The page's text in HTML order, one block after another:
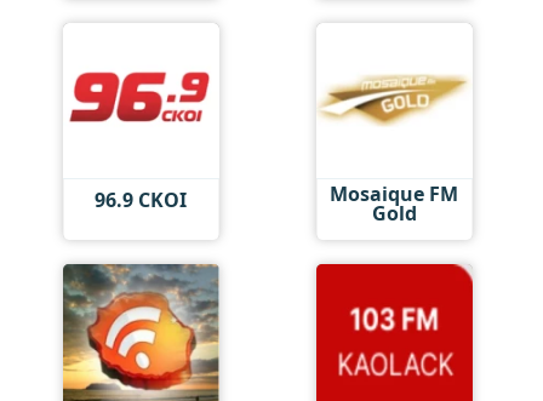
96.9 CKOI Mosaique FM
Gold